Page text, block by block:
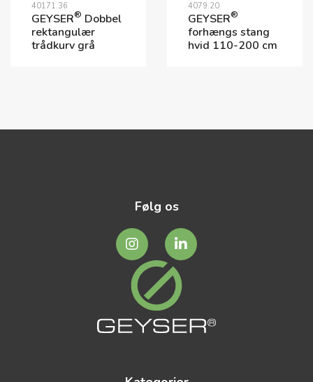
40171.36
GEYSER® Dobbel
rektangulær
trådkurv grå
4079.20
GEYSER®
forhængs stang
hvid 110-200 cm
Følg os